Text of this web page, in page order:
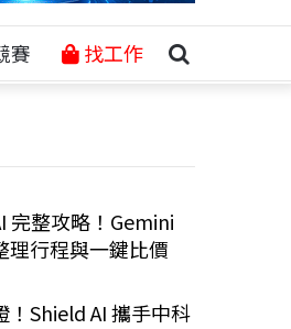
賽 找工作
完整攻略！Gemini
理行程與一鍵比價
Shield AI 攜手中科